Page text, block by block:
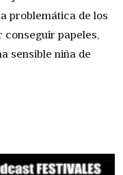
problemática de los
conseguir papeles,
sensible niña de